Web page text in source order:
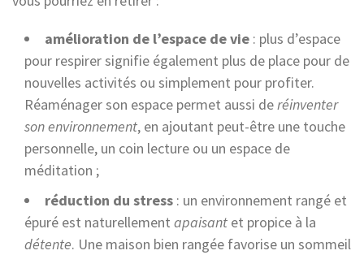
amélioration de l’espace de vie : plus d’espace
pour respirer signifie également plus de place pour de
nouvelles activités ou simplement pour profiter.
Réaménager son espace permet aussi de réinventer
son environnement, en ajoutant peut-être une touche
personnelle, un coin lecture ou un espace de
méditation ;
réduction du stress : un environnement rangé et
épuré est naturellement apaisant et propice à la
détente. Une maison bien rangée favorise un sommeil